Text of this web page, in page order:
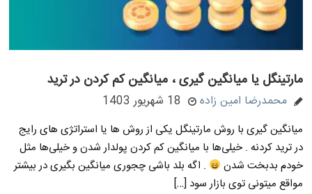
مارتینگل یا میانگین گیری ، میانگین کم کردن در ترید
محمدرضا امین زاده 18 شهریور 1403
میانگین گیری با روش مارتینگل یکی از روش ها یا استراتژی های رایج
در ترید کردنه . خیلی‌ها با میانگین کم کردن پولدار شدن و خیلی‌ها مثل
خودم بدبخت شدن
. اگه بلد باشی چجوری میانگین بگیری در بیشتر
مواقع میتونی توی بازار سود […]